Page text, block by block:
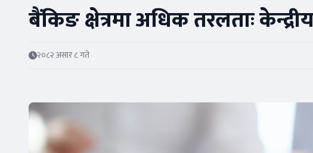
बैंकिङ क्षेत्रमा अधिक तरलताः
२०८२ असार ८ गते